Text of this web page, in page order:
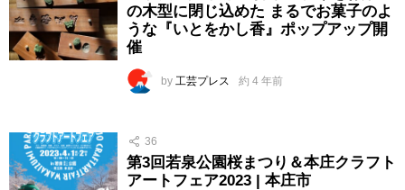
の木型に閉じ込めた まるでお菓子のよ
うな『いとをかし香』ポップアップ開
催
by 工芸プレス 約 4 年前
36
第3回若泉公園桜まつり＆本庄クラフト
アートフェア2023 | 本庄市